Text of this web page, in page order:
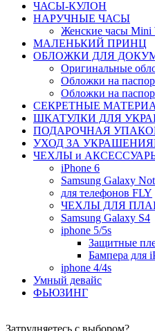
ЧАСЫ-КУЛОН
НАРУЧНЫЕ ЧАСЫ
Женские часы Mini
МАЛЕНЬКИЙ ПРИНЦ
ОБЛОЖКИ ДЛЯ
Оригинальные
Обложки на
Обложки на
СЕКРЕТНЫЕ
ШКАТУЛКИ ДЛЯ
ПОДАРОЧНАЯ
УХОД ЗА
ЧEХЛЫ и
iPhone 6
Samsung Galaxy
для телефонов FLY
ЧЕХЛЫ ДЛЯ
Samsung Galaxy S4
iphone 5/5s
Защитные
Бампера для
iphone 4/4s
Умный девайс
ФЬЮЗИНГ
Затрудняетесь с выбором?